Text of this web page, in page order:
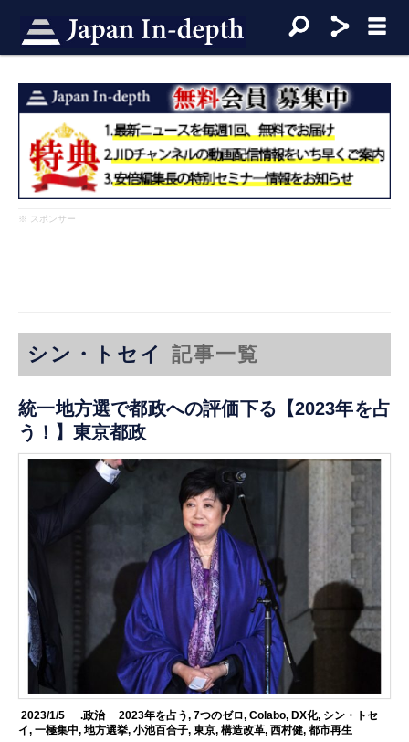
※ スポンサー
シン・トセイ 記事一覧
統一地方選で都政への評価下る【2023年を占
う！】東京都政
2023/1/5 .政治 2023年を占う, 7つのゼロ, Colabo, DX化, シン・トセ
イ,一極集中,地方選挙,小池百合子,東京,構造改革,西村健,都市再生